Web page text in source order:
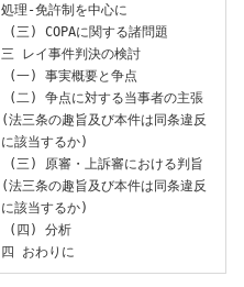
処理-免許制を中心に
三 レイ事件判決の検討
(法三条の趣旨及び本件は同条違反
に該当するか)
(法三条の趣旨及び本件は同条違反
に該当するか)
四 おわりに